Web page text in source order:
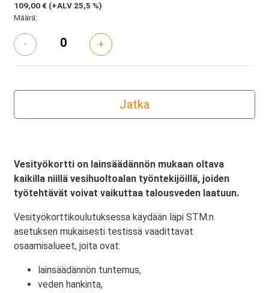
109,00 € (+ALV 25,5 %)
Määrä:
- +
Vesityökortti on lainsäädännön mukaan oltava
kaikilla niillä vesihuoltoalan työntekijöillä, joiden
työtehtävät voivat vaikuttaa talousveden laatuun.
Vesityökorttikoulutuksessa käydään läpi STM:n
asetuksen mukaisesti testissä vaadittavat
osaamisalueet, joita ovat:
lainsäädännön tuntemus,
veden hankinta,